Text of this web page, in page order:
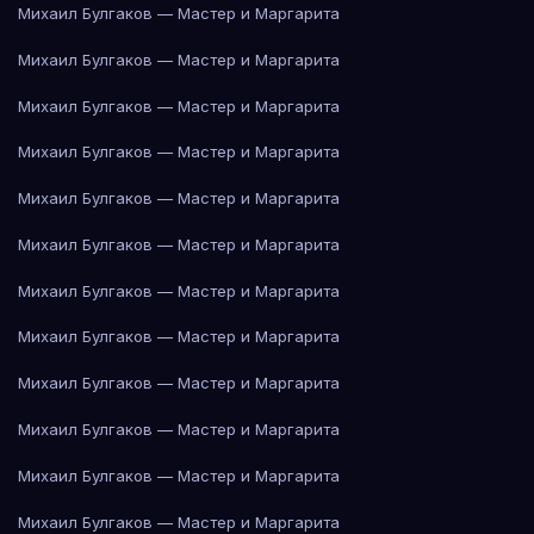
Михаил Булгаков — Мастер и Маргарита
Михаил Булгаков — Мастер и Маргарита
Михаил Булгаков — Мастер и Маргарита
Михаил Булгаков — Мастер и Маргарита
Михаил Булгаков — Мастер и Маргарита
Михаил Булгаков — Мастер и Маргарита
Михаил Булгаков — Мастер и Маргарита
Михаил Булгаков — Мастер и Маргарита
Михаил Булгаков — Мастер и Маргарита
Михаил Булгаков — Мастер и Маргарита
Михаил Булгаков — Мастер и Маргарита
Михаил Булгаков — Мастер и Маргарита